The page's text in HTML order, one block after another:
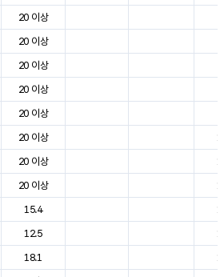
20 이상
20 이상
20 이상
20 이상
20 이상
20 이상
20 이상
20 이상
15.4
12.5
18.1